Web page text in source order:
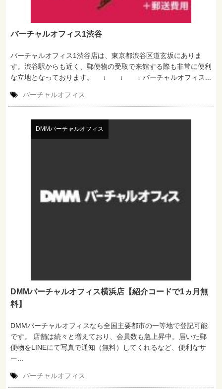
バーチャルオフィス1渋谷
バーチャルオフィス1渋谷店は、東京都渋谷区道玄坂にありま
す。渋谷駅からも近く、郵便物の受取で来館する際も非常に便利
な立地となっております。 ↓ ↓ ↓ バーチャルオフィス...
バーチャルオフィス
DMMバーチャルオフィス
DMMバーチャルオフィス横浜店【紹介コードで1ヵ月無
料】
DMMバーチャルオフィスなら全国主要都市の一等地で登記可能
です。 店舗は続々と増えており、会員数も急上昇中。届いた郵
便物をLINEにて写真で通知（無料）してくれるなど、便利なサ
ー...
バーチャルオフィス